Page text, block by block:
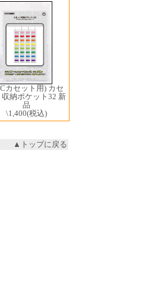
カセット用) カセ
収納ポケット32 新
品
\1,400(税込)
▲トップに戻る